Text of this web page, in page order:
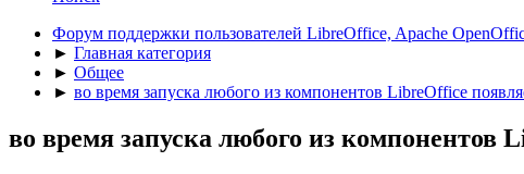
Форум поддержки пользователей LibreOffice, Apache
► Главная категория
► Общее
► во время запуска любого из компонентов LibreOffice
во время запуска любого из компонентов